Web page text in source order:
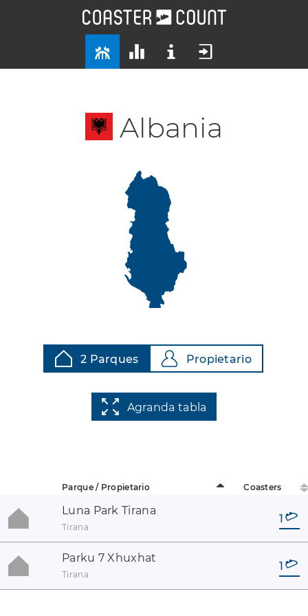
Albania
2 Parques Propietario
Agranda tabla
Parque / Propietario Coasters
Luna Park Tirana
Tirana
1
Parku 7 Xhuxhat
Tirana
1